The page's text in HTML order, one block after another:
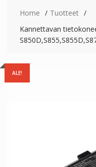
Home
Tuotteet
Kannettavan
ALE!